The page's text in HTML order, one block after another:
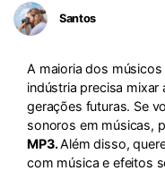
Santos
A maioria dos
indústria precisa
gerações futuras. Se
sonoros em músicas,
MP3.Além disso,
com música e efeitos